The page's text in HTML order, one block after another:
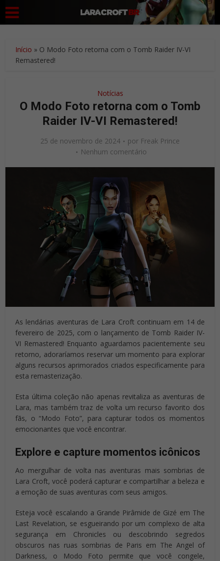
Início » O Modo Foto retorna com o Tomb Raider IV-VI
Remastered!
Notícias
O Modo Foto retorna com o Tomb
Raider IV-VI Remastered!
25 de novembro de 2024 por Freak Prince
Nenhum comentário
As lendárias aventuras de Lara Croft continuam em 14 de
fevereiro de 2025, com o lançamento de Tomb Raider IV-
VI Remastered! Enquanto aguardamos pacientemente seu
retorno, adoraríamos reservar um momento para explorar
alguns recursos aprimorados criados especificamente para
esta remasterização.
Esta última coleção não apenas revitaliza as aventuras de
Lara, mas também traz de volta um recurso favorito dos
fãs, o “Modo Foto”, para capturar todos os momentos
emocionantes que você encontrar.
Explore e capture momentos icônicos
Ao mergulhar de volta nas aventuras mais sombrias de
Lara Croft, você poderá capturar e compartilhar a beleza e
a emoção de suas aventuras com seus amigos.
Esteja você escalando a Grande Pirâmide de Gizé em The
Last Revelation, se esgueirando por um complexo de alta
segurança em Chronicles ou descobrindo segredos
obscuros nas ruas sombrias de Paris em The Angel of
Darkness, o Modo Foto permite que você congele,